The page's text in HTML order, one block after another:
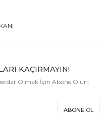
KAÇIRMAYIN!
Olmak İçin Abone Olun:
ABONE OL